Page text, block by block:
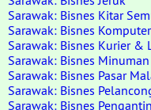
Sarawak: Bisnes Kitar
Sarawak: Bisnes Komputer
Sarawak: Bisnes Kurier &
Sarawak: Bisnes Minuman
Sarawak: Bisnes Pasar
Sarawak: Bisnes
Sarawak: Bisnes Pengantin